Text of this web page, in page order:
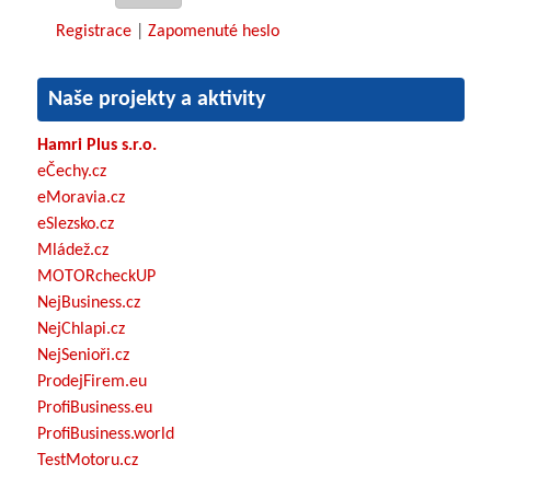
Registrace Zapomenuté heslo
Naše projekty a aktivity
Hamri Plus s.r.o.
eČechy.cz
eMoravia.cz
eSlezsko.cz
Mládež.cz
MOTORcheckUP
NejBusiness.cz
NejChlapi.cz
NejSenioři.cz
ProdejFirem.eu
ProfiBusiness.eu
ProfiBusiness.world
TestMotoru.cz